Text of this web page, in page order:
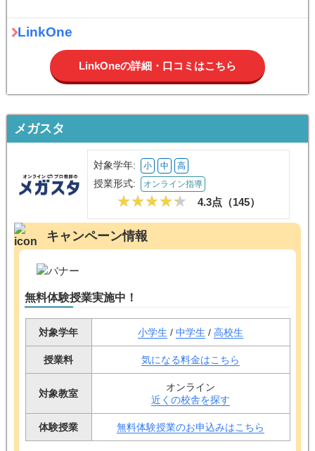
LinkOne
LinkOneの詳細・口コミはこちら
メガスタ
対象学年: 小 中 高
授業形式: オンライン指導
4.3点（145）
キャンペーン情報
無料体験授業実施中！
対象学年 小学生 / 中学生 / 高校生
授業料 気になる料金はこちら
対象教室
オンライン
近くの校舎を探す
体験授業 無料体験授業のお申込みはこちら